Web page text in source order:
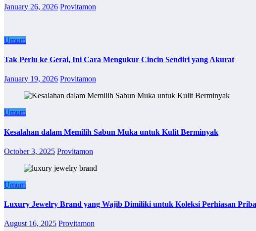
January 26, 2026 Provitamon
Umum
Tak Perlu ke Gerai, Ini Cara Mengukur Cincin Sendiri yang Akurat
January 19, 2026 Provitamon
Umum
Kesalahan dalam Memilih Sabun Muka untuk Kulit Berminyak
October 3, 2025 Provitamon
Umum
Luxury Jewelry Brand yang Wajib Dimiliki untuk Koleksi Perhiasan
August 16, 2025 Provitamon